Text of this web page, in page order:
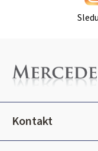
a
í
Kontakt